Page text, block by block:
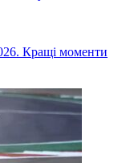
Кращі моменти